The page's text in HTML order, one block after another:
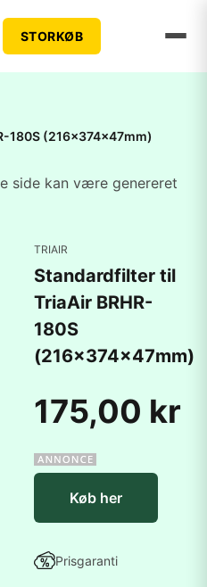
STORKØB
180S (216x374x47mm)
side kan være genereret
TRIAIR
Standardfilter til
TriaAir BRHR-
180S
(216x374x47mm)
175,00 kr
Køb her
Prisgaranti